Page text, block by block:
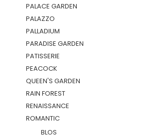
PALACE GARDEN
PALAZZO
PALLADIUM
PARADISE GARDEN
PATISSERIE
PEACOCK
QUEEN'S GARDEN
RAIN FOREST
RENAISSANCE
ROMANTIC
BLOS